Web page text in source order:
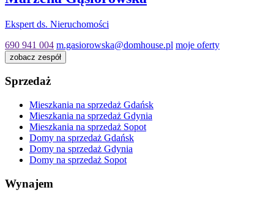
Ekspert ds. Nieruchomości
690 941 004 m.gasiorowska@domhouse.pl moje oferty
zobacz zespół
Sprzedaż
Mieszkania na sprzedaż Gdańsk
Mieszkania na sprzedaż Gdynia
Mieszkania na sprzedaż Sopot
Domy na sprzedaż Gdańsk
Domy na sprzedaż Gdynia
Domy na sprzedaż Sopot
Wynajem